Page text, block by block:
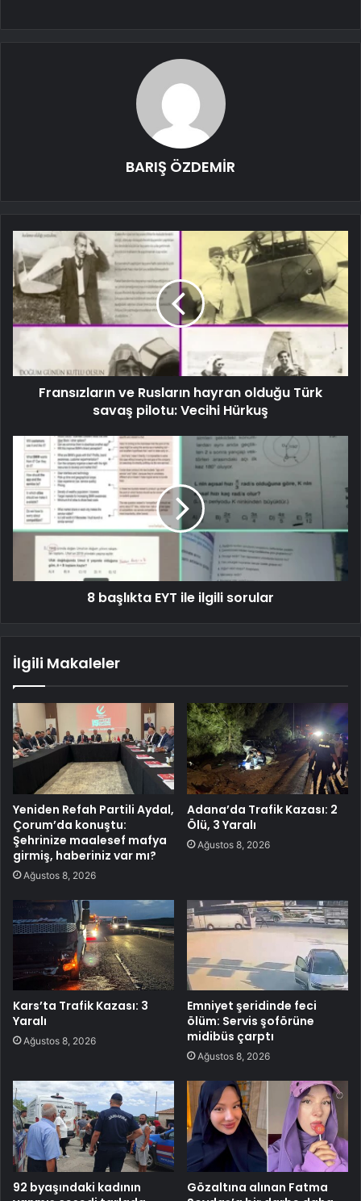
BARIŞ ÖZDEMİR
Fransızların ve Rusların hayran olduğu Türk
savaş pilotu: Vecihi Hürkuş
8 başlıkta EYT ile ilgili sorular
İlgili Makaleler
Yeniden Refah Partili Aydal,
Çorum’da konuştu:
Şehrinize maalesef mafya
girmiş, haberiniz var mı?
Ağustos 8, 2026
Adana’da Trafik Kazası: 2
Ölü, 3 Yaralı
Ağustos 8, 2026
Kars’ta Trafik Kazası: 3
Yaralı
Ağustos 8, 2026
Emniyet şeridinde feci
ölüm: Servis şoförüne
midibüs çarptı
Ağustos 8, 2026
92 byaşındaki kadının
Gözaltına alınan Fatma